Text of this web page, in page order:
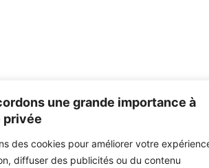
une grande importance à
privée
des cookies pour améliorer votre
diffuser des publicités ou du contenu